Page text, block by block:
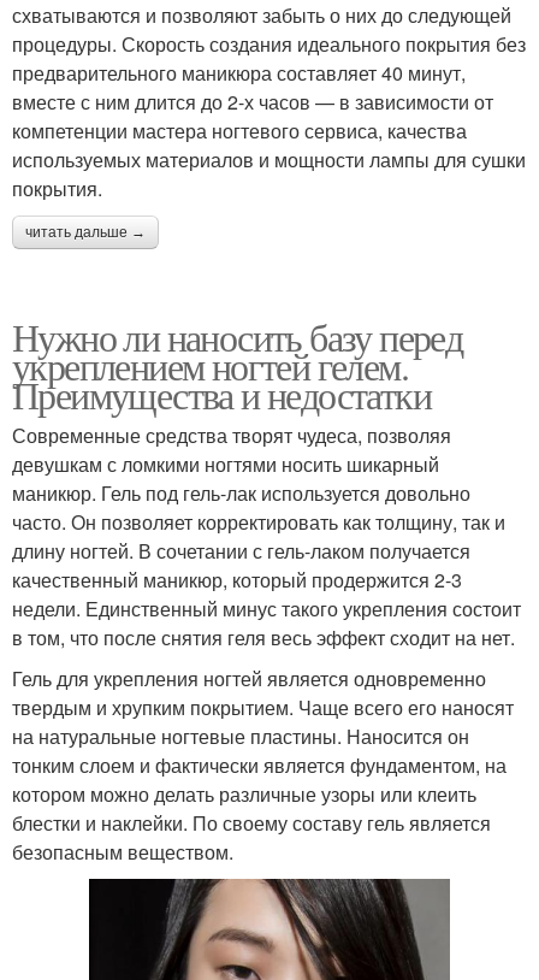
схватываются и позволяют забыть о них до следующей
процедуры. Скорость создания идеального покрытия без
предварительного маникюра составляет 40 минут,
вместе с ним длится до 2-х часов — в зависимости от
компетенции мастера ногтевого сервиса, качества
используемых материалов и мощности лампы для сушки
покрытия.
читать дальше →
Нужно ли наносить базу перед
укреплением ногтей гелем.
Преимущества и недостатки
Современные средства творят чудеса, позволяя
девушкам с ломкими ногтями носить шикарный
маникюр. Гель под гель-лак используется довольно
часто. Он позволяет корректировать как толщину, так и
длину ногтей. В сочетании с гель-лаком получается
качественный маникюр, который продержится 2-3
недели. Единственный минус такого укрепления состоит
в том, что после снятия геля весь эффект сходит на нет.
Гель для укрепления ногтей является одновременно
твердым и хрупким покрытием. Чаще всего его наносят
на натуральные ногтевые пластины. Наносится он
тонким слоем и фактически является фундаментом, на
котором можно делать различные узоры или клеить
блестки и наклейки. По своему составу гель является
безопасным веществом.